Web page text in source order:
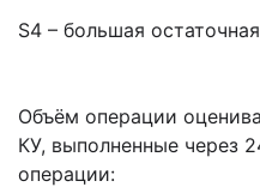
S4 – большая
Объём операции
КУ, выполненные через
операции: